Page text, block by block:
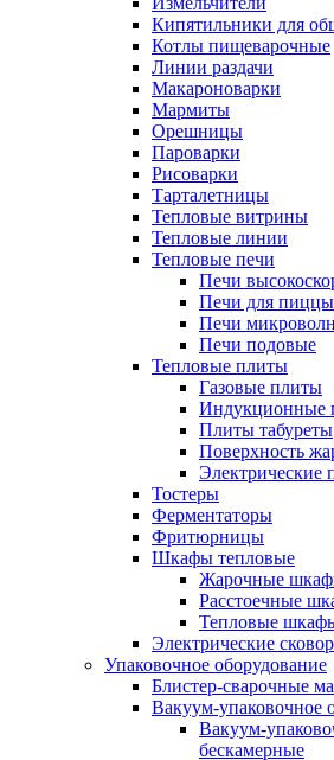
Кипятильники для
Котлы пищеварочные
Линии раздачи
Макароноварки
Мармиты
Орешницы
Пароварки
Рисоварки
Тарталетницы
Тепловые витрины
Тепловые линии
Тепловые печи
Печи
Печи для пиццы
Печи
Печи подовые
Тепловые плиты
Газовые плиты
Индукционные
Плиты табуреты
Поверхность
Электрические
Тостеры
Ферментаторы
Фритюрницы
Шкафы тепловые
Жарочные
Расстоечные
Тепловые
Электрические
Упаковочное оборудование
Блистер-сварочные
Вакуум-упаковочное
Вакуум-
беcкамерные